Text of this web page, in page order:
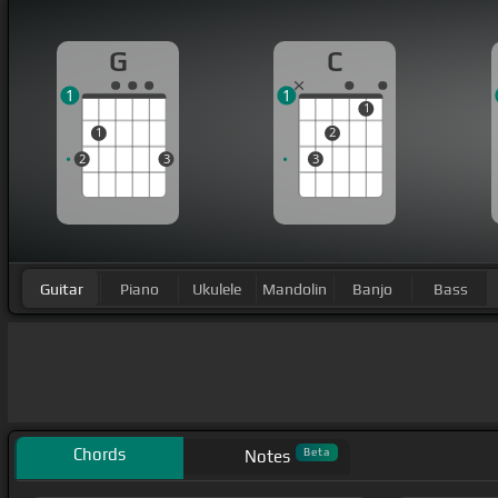
G
2
1
3
1
C
3
2
1
1
Guitar Piano Ukulele Mandolin Banjo Bass
Chords Notes Beta